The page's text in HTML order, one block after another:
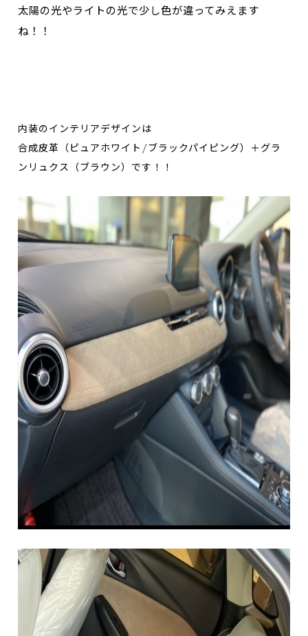
太陽の光やライトの光で少し色が違ってみえます
ね！！
内装のインテリアデザインは
合成皮革（ピュアホワイト/ブラックパイピング）＋グラ
ンリュクス（ブラウン）です！！